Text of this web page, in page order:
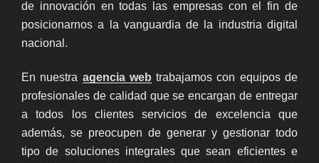
de innovación en todas las empresas con el fin de
posicionarnos a la vanguardia de la industria digital
nacional.
En nuestra agencia web trabajamos con equipos de
profesionales de calidad que se encargan de entregar
a todos los clientes servicios de excelencia que
además, se preocupen de generar y gestionar todo
tipo de soluciones integrales que sean eficientes e